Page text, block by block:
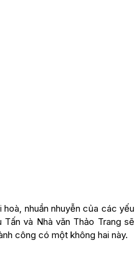
nhuần nhuyễn của các yếu
và Nhà văn Thảo Trang sẽ
công có một không hai này.